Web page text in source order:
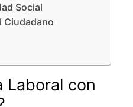
Social
Ciudadano
Laboral con